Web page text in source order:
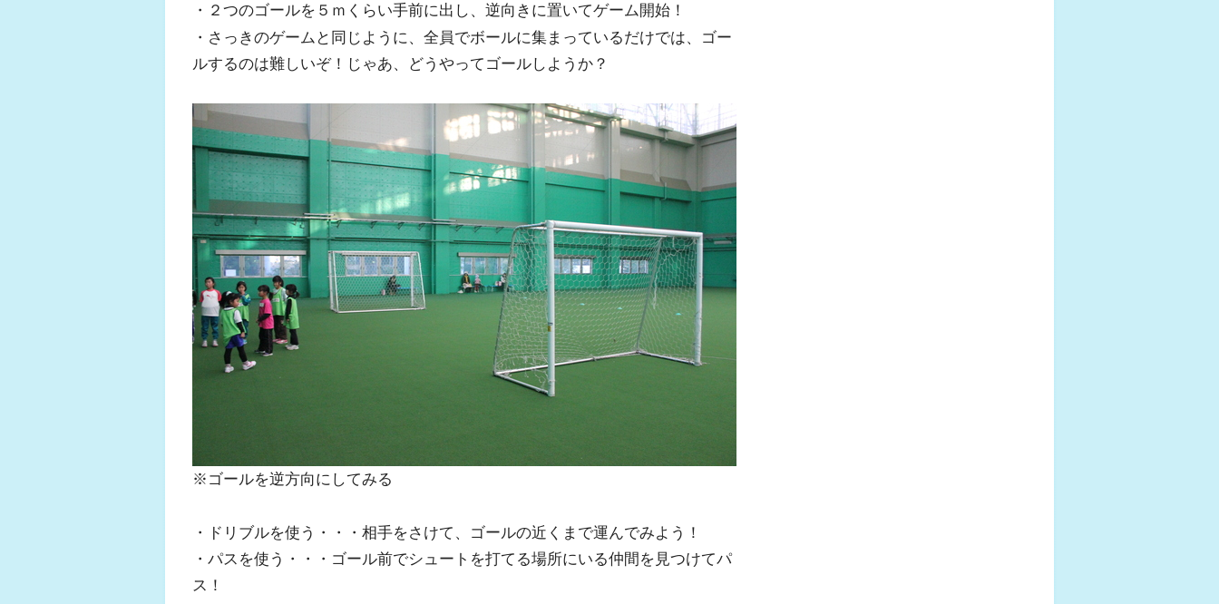
・２つのゴールを５ｍくらい手前に出し、逆向きに置いてゲーム開始！
・さっきのゲームと同じように、全員でボールに集まっているだけでは、ゴー
ルするのは難しいぞ！じゃあ、どうやってゴールしようか？
※ゴールを逆方向にしてみる
・ドリブルを使う・・・相手をさけて、ゴールの近くまで運んでみよう！
・パスを使う・・・ゴール前でシュートを打てる場所にいる仲間を見つけてパ
ス！